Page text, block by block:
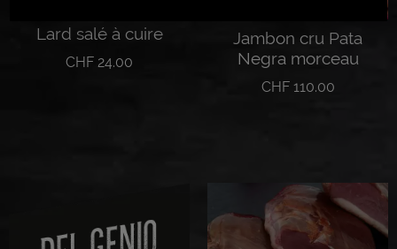
Lard salé à cuire
CHF 24.00
Jambon cru Pata
Negra morceau
CHF110.00